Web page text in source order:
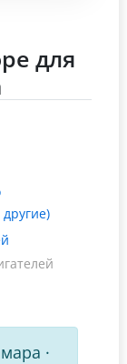
для
·